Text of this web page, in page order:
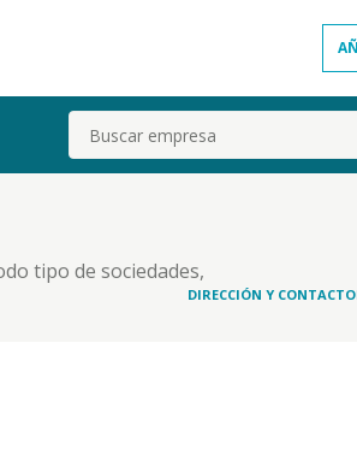
Buscar
tipo de sociedades,
y la promoción de laDIRECCIÓN Y CONTACTO